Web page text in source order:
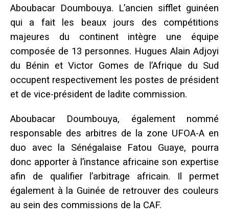
Aboubacar Doumbouya. L’ancien sifflet guinéen
qui a fait les beaux jours des compétitions
majeures du continent intègre une équipe
composée de 13 personnes. Hugues Alain Adjoyi
du Bénin et Victor Gomes de l’Afrique du Sud
occupent respectivement les postes de président
et de vice-président de ladite commission.
Aboubacar Doumbouya, également nommé
responsable des arbitres de la zone UFOA-A en
duo avec la Sénégalaise Fatou Guaye, pourra
donc apporter à l’instance africaine son expertise
afin de qualifier l’arbitrage africain. Il permet
également à la Guinée de retrouver des couleurs
au sein des commissions de la CAF.